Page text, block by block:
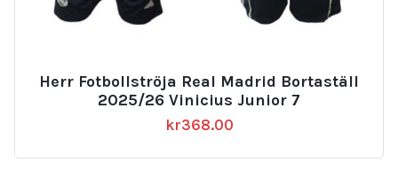
Herr Fotbollströja Real Madrid Bortaställ
2025/26 Vinicius Junior 7
kr368.00